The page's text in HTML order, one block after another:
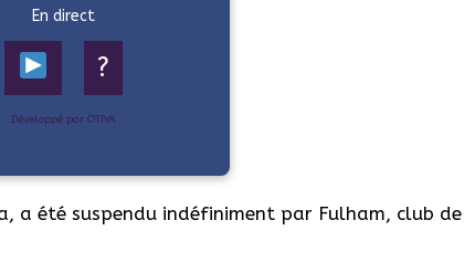
En direct
?
Développé par OTIYA
a été suspendu indéfiniment par Fulham, club de